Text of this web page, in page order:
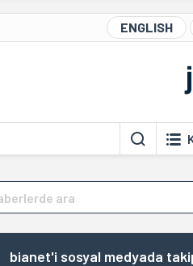
ENGLISH
bianet'i sosyal medyada